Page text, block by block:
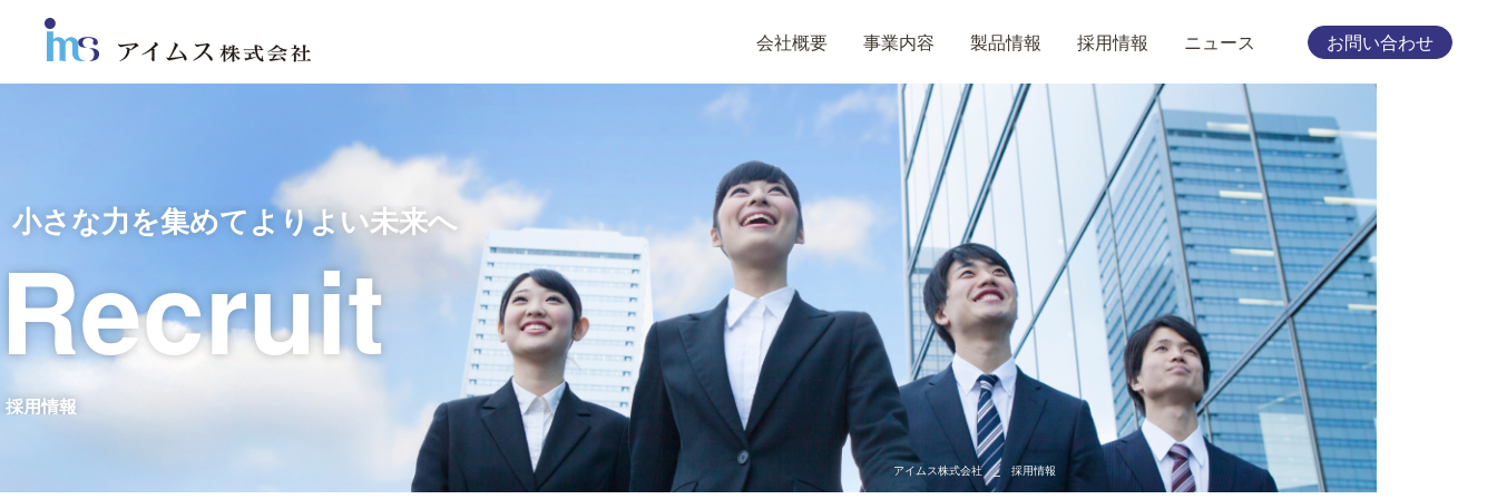
会社概要 事業内容 製品情報 採用情報 ニュース お問い合わせ
小さな力を集めてよりよい未来へ
Recruit
採用情報
アイムス株式会社⎯採用情報